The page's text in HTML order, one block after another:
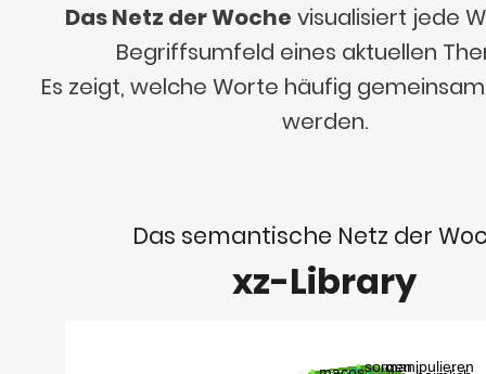
Das Netz der Woche visualisiert jede
Begriffsumfeld eines aktuellen
Es zeigt, welche Worte häufig
werden.
Das semantische Netz der
xz-Library